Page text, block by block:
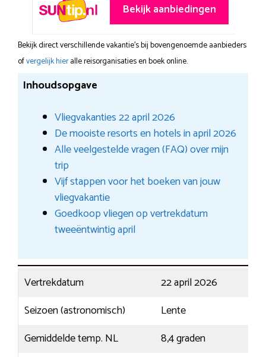
Bekijk aanbiedingen
Bekijk direct verschillende vakantie's bij bovengenoemde aanbieders
ofvergelijk hieralle reisorganisaties en boek online.
Inhoudsopgave
Vliegvakanties 22 april 2026
De mooiste resorts en hotels in april 2026
Alle veelgestelde vragen (FAQ) over mijn
trip
Vijf stappen voor het boeken van jouw
vliegvakantie
Goedkoop vliegen op vertrekdatum
tweeëntwintig april
Vertrekdatum
22 april 2026
Seizoen (astronomisch)
Lente
Gemiddelde temp. NL
8,4 graden